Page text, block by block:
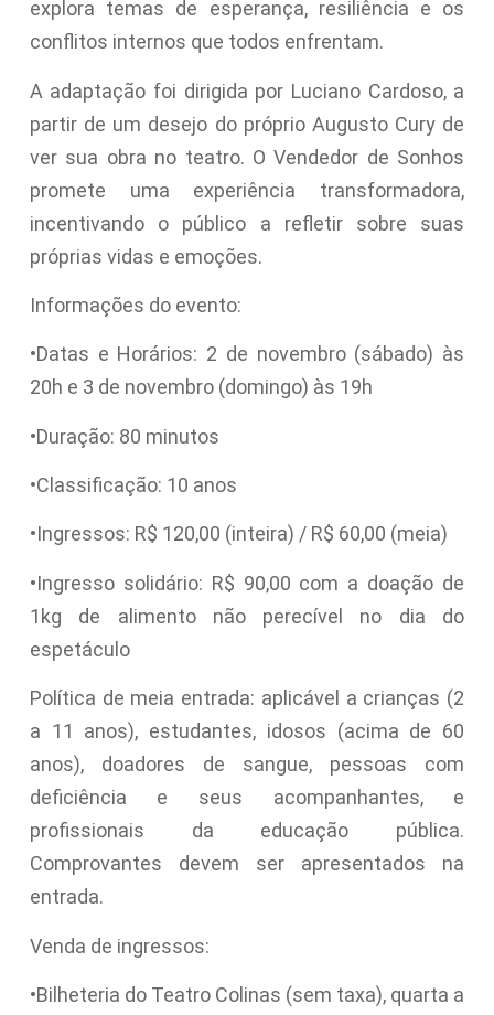
explora temas de esperança, resiliência e os
conflitos internos que todos enfrentam.
A adaptação foi dirigida por Luciano Cardoso, a
partir de um desejo do próprio Augusto Cury de
ver sua obra no teatro. O Vendedor de Sonhos
promete uma experiência transformadora,
incentivando o público a refletir sobre suas
próprias vidas e emoções.
Informações do evento:
•Datas e Horários: 2 de novembro (sábado) às
20h e 3 de novembro (domingo) às 19h
•Duração: 80 minutos
•Classificação: 10 anos
•Ingressos: R$ 120,00 (inteira) / R$ 60,00 (meia)
•Ingresso solidário: R$ 90,00 com a doação de
1kg de alimento não perecível no dia do
espetáculo
Política de meia entrada: aplicável a crianças (2
a 11 anos), estudantes, idosos (acima de 60
anos), doadores de sangue, pessoas com
deficiência e seus acompanhantes, e
profissionais da educação pública.
Comprovantes devem ser apresentados na
entrada.
Venda de ingressos:
•Bilheteria do Teatro Colinas (sem taxa), quarta a